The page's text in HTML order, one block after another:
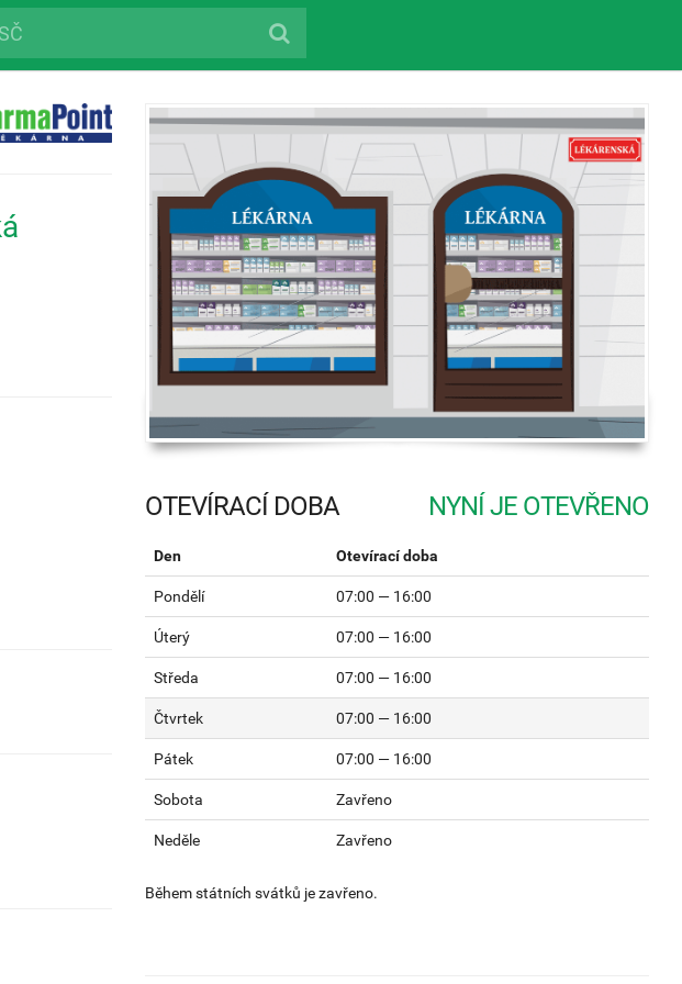
OTEVÍRACÍ DOBA
Den Otevírací doba
Pondělí 07:00 — 16:00
Úterý 07:00 — 16:00
Středa 07:00 — 16:00
Čtvrtek 07:00 — 16:00
Pátek 07:00 — 16:00
Sobota Zavřeno
Neděle Zavřeno
Během státních svátků je zavřeno.